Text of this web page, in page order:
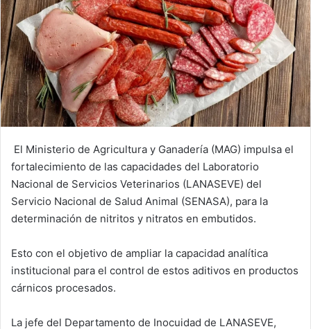
El Ministerio de Agricultura y Ganadería (MAG) impulsa el
fortalecimiento de las capacidades del Laboratorio
Nacional de Servicios Veterinarios (LANASEVE) del
Servicio Nacional de Salud Animal (SENASA), para la
determinación de nitritos y nitratos en embutidos.
Esto con el objetivo de ampliar la capacidad analítica
institucional para el control de estos aditivos en productos
cárnicos procesados.
La jefe del Departamento de Inocuidad de LANASEVE,